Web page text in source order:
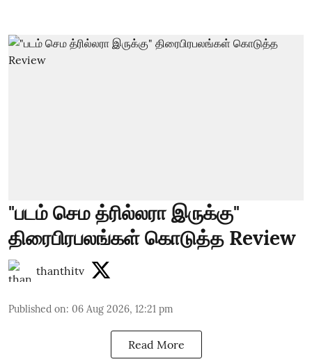
"படம் செம த்ரில்லரா இருக்கு"
திரைபிரபலங்கள் கொடுத்த Review
thanthitv
Published on: 06 Aug 2026, 12:21 pm
Read More